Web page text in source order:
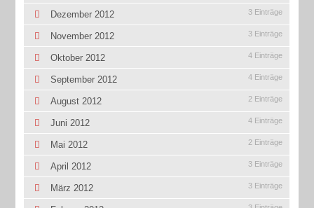
Dezember 2012 3 Einträge
November 2012 3 Einträge
Oktober 2012 4 Einträge
September 2012 4 Einträge
August 2012 2 Einträge
Juni 2012 4 Einträge
Mai 2012 2 Einträge
April 2012 3 Einträge
März 2012 3 Einträge